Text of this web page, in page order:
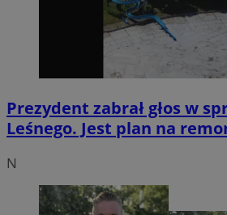
Prezydent zabrał głos w
Leśnego. Jest plan na
N